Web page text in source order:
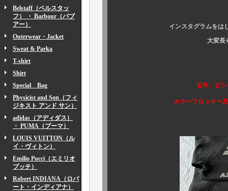
Belstaff（ベルスタッ
フ） ・ Barbour（バブ
アー）
Outerwear・Jacket
Sweat & Parka
T-shirt
Shirt
Special Bag
Physicist and Son（フィ
ジキスト アンド サン）
adidas（アディダス）
・ PUMA（プーマ）
LOUIS VUITTON（ル
イ・ヴィトン）
Emilio Pucci（エミリオ
プッチ）
Robert INDIANA（ロバ
ート・インディアナ）
インスタグラムをは
大変長らくお待たせ
近年、ビンテージ市場
カラーフロッキー及び、フェ